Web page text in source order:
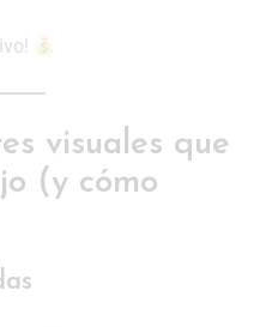
visuales que
(y cómo